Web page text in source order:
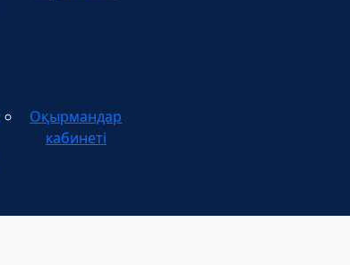
Оқырмандар
кабинеті